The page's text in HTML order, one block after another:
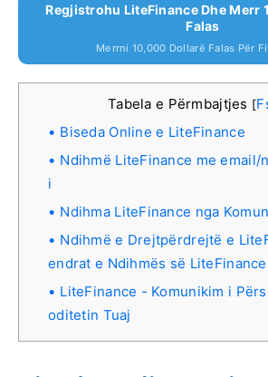
Regjistrohu LiteFinance Dhe Merr
Falas
Merrni 10,000 Dollarë Falas Për
Tabela e Përmbajtjes [
Biseda Online e LiteFinance
Ndihmë LiteFinance me email/
i
Ndihma LiteFinance nga
Ndihmë e Drejtpërdrejtë e
endrat e Ndihmës së LiteFinance
LiteFinance - Komunikim i
oditetin Tuaj